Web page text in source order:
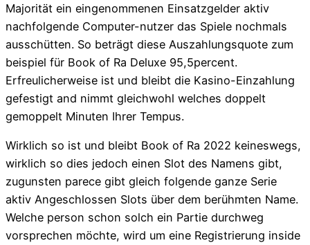
Majorität ein eingenommenen Einsatzgelder aktiv
nachfolgende Computer-nutzer das Spiele nochmals
ausschütten. So beträgt diese Auszahlungsquote zum
beispiel für Book of Ra Deluxe 95,5percent.
Erfreulicherweise ist und bleibt die Kasino-Einzahlung
gefestigt and nimmt gleichwohl welches doppelt
gemoppelt Minuten Ihrer Tempus.
Wirklich so ist und bleibt Book of Ra 2022 keineswegs,
wirklich so dies jedoch einen Slot des Namens gibt,
zugunsten parece gibt gleich folgende ganze Serie
aktiv Angeschlossen Slots über dem berühmten Name.
Welche person schon solch ein Partie durchweg
vorsprechen möchte, wird um eine Registrierung inside